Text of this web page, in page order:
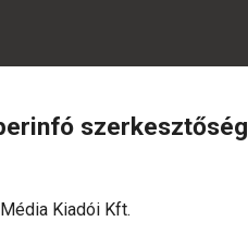
szerkesztőség
Kiadói Kft.